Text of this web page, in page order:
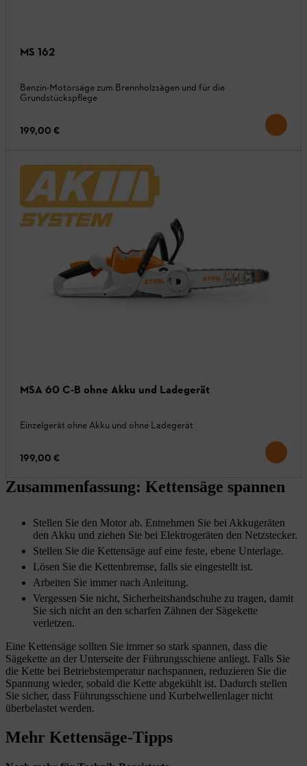
MS 162
Benzin-Motorsäge zum Brennholzsägen und für die
Grundstückspflege
199,00 €
MSA 60 C-B ohne Akku und Ladegerät
Einzelgerät ohne Akku und ohne Ladegerät
199,00 €
Zusammenfassung: Kettensäge spannen
Stellen Sie den Motor ab. Entnehmen Sie bei Akkugeräten
den Akku und ziehen Sie bei Elektrogeräten den Netzstecker.
Stellen Sie die Kettensäge auf eine feste, ebene Unterlage.
Lösen Sie die Kettenbremse, falls sie eingestellt ist.
Arbeiten Sie immer nach Anleitung.
Vergessen Sie nicht, Sicherheitshandschuhe zu tragen, damit
Sie sich nicht an den scharfen Zähnen der Sägekette
verletzen.
Eine Kettensäge sollten Sie immer so stark spannen, dass die
Sägekette an der Unterseite der Führungsschiene anliegt. Falls Sie
die Kette bei Betriebstemperatur nachspannen, reduzieren Sie die
Spannung wieder, sobald die Kette abgekühlt ist. Dadurch stellen
Sie sicher, dass Führungsschiene und Kurbelwellenlager nicht
überbelastet werden.
Mehr Kettensäge-Tipps